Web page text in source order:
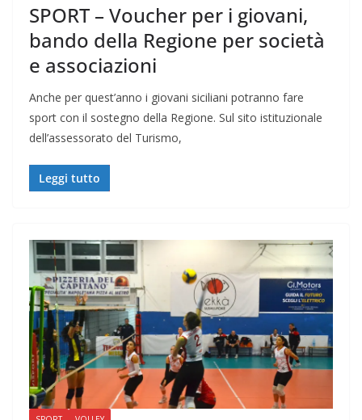
SPORT – Voucher per i giovani,
bando della Regione per società
e associazioni
Anche per quest’anno i giovani siciliani potranno fare
sport con il sostegno della Regione. Sul sito istituzionale
dell’assessorato del Turismo,
Leggi tutto